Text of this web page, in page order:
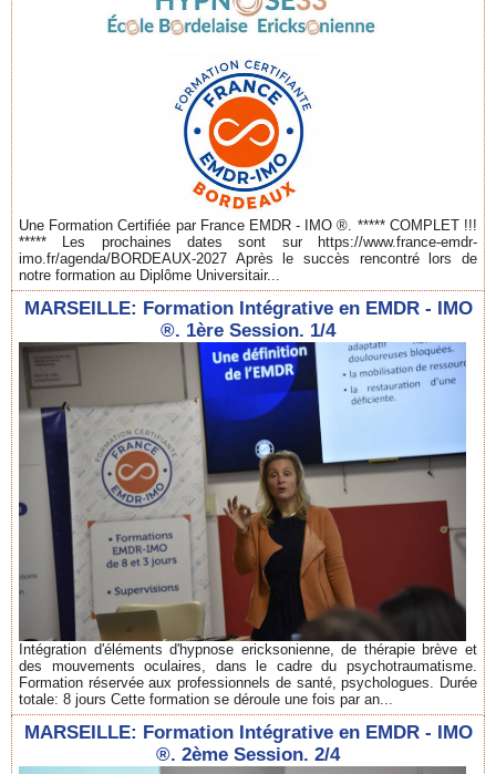
Une Formation Certifiée par France EMDR - IMO ®. ***** COMPLET !!!
***** Les prochaines dates sont sur https://www.france-emdr-
imo.fr/agenda/BORDEAUX-2027 Après le succès rencontré lors de
notre formation au Diplôme Universitair...
MARSEILLE: Formation Intégrative en EMDR - IMO
®. 1ère Session. 1/4
Intégration d'éléments d'hypnose ericksonienne, de thérapie brève et
des mouvements oculaires, dans le cadre du psychotraumatisme.
Formation réservée aux professionnels de santé, psychologues. Durée
totale: 8 jours Cette formation se déroule une fois par an...
MARSEILLE: Formation Intégrative en EMDR - IMO
®. 2ème Session. 2/4